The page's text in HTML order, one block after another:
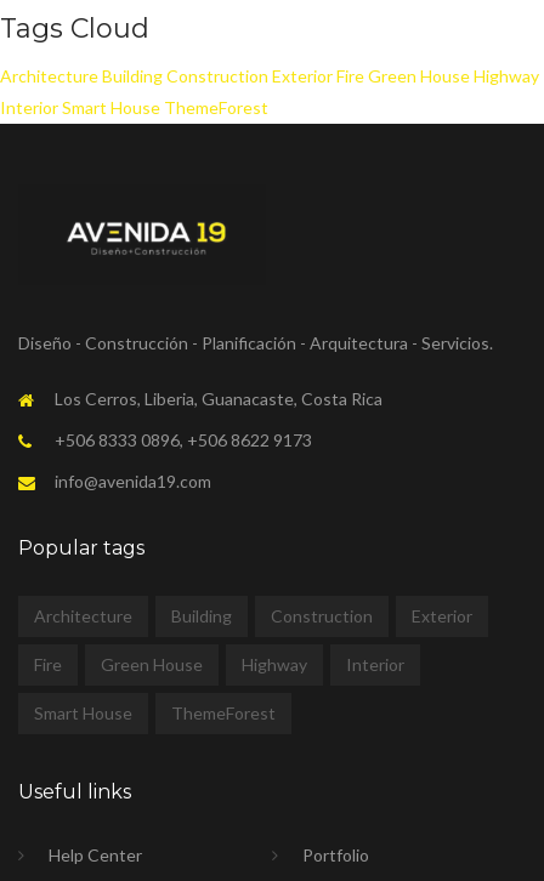
Tags Cloud
ArchitectureBuildingConstruction ExteriorFireGreen HouseHighway
InteriorSmart House ThemeForest
Diseño - Construcción - Planificación - Arquitectura - Servicios.
Los Cerros, Liberia, Guanacaste, Costa Rica
+506 8333 0896, +506 8622 9173
info@avenida19.com
Popular tags
Architecture Building Construction Exterior
Fire Green House Highway Interior
Smart House ThemeForest
Useful links
Help Center Portfolio